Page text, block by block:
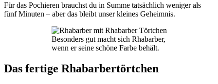
Für das Pochieren brauchst du in Summe tatsächlich weniger als
fünf Minuten – aber das bleibt unser kleines Geheimnis.
Besonders gut macht sich Rhabarber,
wenn er seine schöne Farbe behält.
Das fertige Rhabarbertörtchen